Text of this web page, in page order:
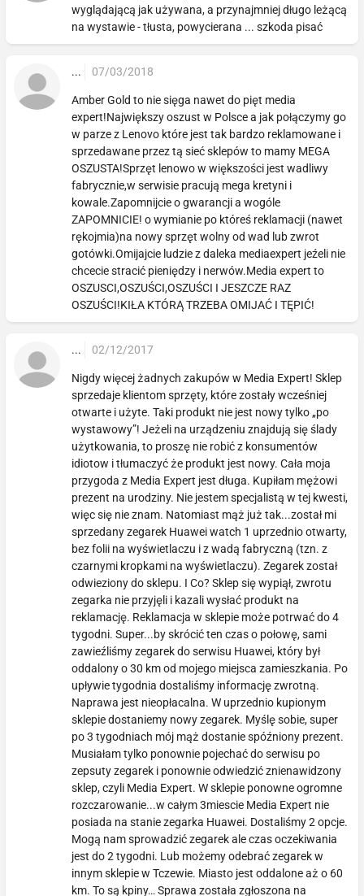
wyglądającą jak używana, a przynajmniej długo leżącą
na wystawie - tłusta, powycierana ... szkoda pisać
... 07/03/2018
Amber Gold to nie sięga nawet do pięt media
expert!Największy oszust w Polsce a jak połączymy go
w parze z Lenovo które jest tak bardzo reklamowane i
sprzedawane przez tą sieć sklepów to mamy MEGA
OSZUSTA!Sprzęt lenowo w większości jest wadliwy
fabrycznie,w serwisie pracują mega kretyni i
kowale.Zapomnijcie o gwarancji a wogóle
ZAPOMNICIE! o wymianie po któreś reklamacji (nawet
rękojmia)na nowy sprzęt wolny od wad lub zwrot
gotówki.Omijajcie ludzie z daleka mediaexpert jeźeli nie
chcecie stracić pieniędzy i nerwów.Media expert to
OSZUSCI,OSZUŚCI,OSZUŚCI I JESZCZE RAZ
OSZUŚCI!KIŁA KTÓRĄ TRZEBA OMIJAĆ I TĘPIĆ!
... 02/12/2017
Nigdy więcej żadnych zakupów w Media Expert! Sklep
sprzedaje klientom sprzęty, które zostały wcześniej
otwarte i użyte. Taki produkt nie jest nowy tylko „po
wystawowy”! Jeżeli na urządzeniu znajdują się ślady
użytkowania, to proszę nie robić z konsumentów
idiotow i tłumaczyć że produkt jest nowy. Cała moja
przygoda z Media Expert jest długa. Kupiłam mężowi
prezent na urodziny. Nie jestem specjalistą w tej kwesti,
więc się nie znam. Natomiast mąż już tak...został mi
sprzedany zegarek Huawei watch 1 uprzednio otwarty,
bez folii na wyświetlaczu i z wadą fabryczną (tzn. z
czarnymi kropkami na wyświetlaczu). Zegarek został
odwieziony do sklepu. I Co? Sklep się wypiął, zwrotu
zegarka nie przyjęli i kazali wysłać produkt na
reklamację. Reklamacja w sklepie może potrwać do 4
tygodni. Super...by skrócić ten czas o połowę, sami
zawieźliśmy zegarek do serwisu Huawei, który był
oddalony o 30 km od mojego miejsca zamieszkania. Po
upływie tygodnia dostaliśmy informację zwrotną.
Naprawa jest nieopłacalna. W uprzednio kupionym
sklepie dostaniemy nowy zegarek. Myślę sobie, super
po 3 tygodniach mój mąż dostanie spóźniony prezent.
Musiałam tylko ponownie pojechać do serwisu po
zepsuty zegarek i ponownie odwiedzić znienawidzony
sklep, czyli Media Expert. W sklepie ponowne ogromne
rozczarowanie...w całym 3miescie Media Expert nie
posiada na stanie zegarka Huawei. Dostaliśmy 2 opcje.
Mogą nam sprowadzić zegarek ale czas oczekiwania
jest do 2 tygodni. Lub możemy odebrać zegarek w
innym sklepie w Tczewie. Miasto jest oddalone aż o 60
km. To są kpiny… Sprawa została zgłoszona na